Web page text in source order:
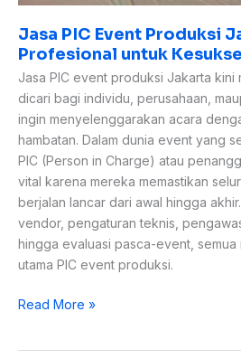
Jasa PIC Event Produksi
Profesional untuk
Jasa PIC event produksi Jakarta kini
dicari bagi individu, perusahaan,
ingin menyelenggarakan acara
hambatan. Dalam dunia event yang
PIC (Person in Charge) atau
vital karena mereka memastikan
berjalan lancar dari awal hingga
vendor, pengaturan teknis,
hingga evaluasi pasca-event,
utama PIC event produksi.
Read More »